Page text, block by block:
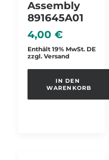
Assembly
891645A01
4,00 €
Enthält 19% MwSt. DE
zzgl. Versand
IN DEN
WARENKORB